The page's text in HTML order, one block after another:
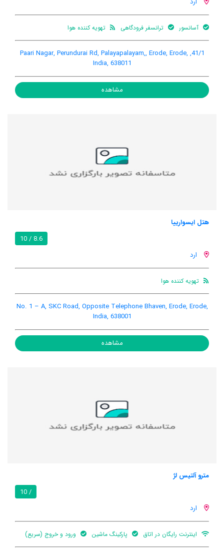
آسانسور ترانسفر فرودگاهی تهویه کننده هوا
41/1, Paari Nagar, Perundurai Rd, Palayapalayam,, Erode, Erode,
India, 638011
مشاهده
هتل ایسوارییا
8.6 / 10
ارد
تهویه کننده هوا
No. 1 – A, SKC Road, Opposite Telephone Bhaven, Erode, Erode,
India, 638001
مشاهده
مترو آلتیس لژ
/ 10
ارد
اینترنت رایگان در اتاق پارکینگ ماشین ورود و خروج (سریع)